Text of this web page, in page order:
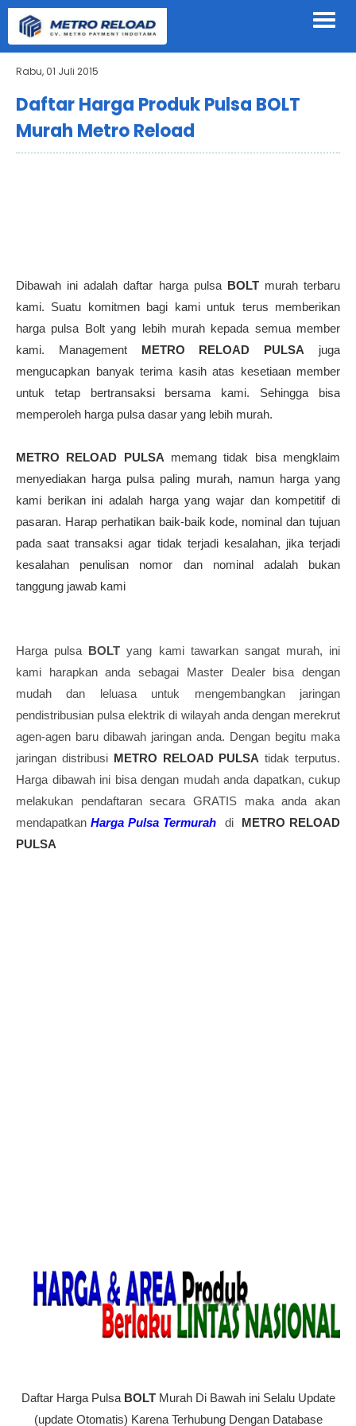
Rabu, 01 Juli 2015
Daftar Harga Produk Pulsa BOLT
Murah Metro Reload
Dibawah ini adalah daftar harga pulsa BOLTmurah terbaru
kami. Suatu komitmen bagi kami untuk terus memberikan
harga pulsa Bolt yang lebih murah kepada semua member
kami. Management METRO RELOAD PULSA juga
mengucapkan banyak terima kasih atas kesetiaan member
untuk tetap bertransaksi bersama kami. Sehingga bisa
memperoleh harga pulsa dasar yang lebih murah.
METRO RELOAD PULSA memang tidak bisa mengklaim
menyediakan harga pulsa paling murah, namun harga yang
kami berikan ini adalah harga yang wajar dan kompetitif di
pasaran. Harap perhatikan baik-baik kode, nominal dan tujuan
pada saat transaksi agar tidak terjadi kesalahan, jika terjadi
kesalahan penulisan nomor dan nominal adalah bukan
tanggung jawab kami
Harga pulsa BOLT yang kami tawarkan sangat murah, ini
kami harapkan anda sebagai Master Dealer bisa dengan
mudah dan leluasa untuk mengembangkan jaringan
pendistribusian pulsa elektrik di wilayah anda dengan merekrut
agen-agen baru dibawah jaringan anda. Dengan begitu maka
jaringan distribusi METRO RELOAD PULSA tidak terputus.
Harga dibawah ini bisa dengan mudah anda dapatkan, cukup
melakukan pendaftaran secara GRATIS maka anda akan
mendapatkanHarga Pulsa Termurah di METRO RELOAD
PULSA
Daftar Harga Pulsa BOLTMurah Di Bawah ini Selalu Update
(update Otomatis) Karena Terhubung Dengan Database